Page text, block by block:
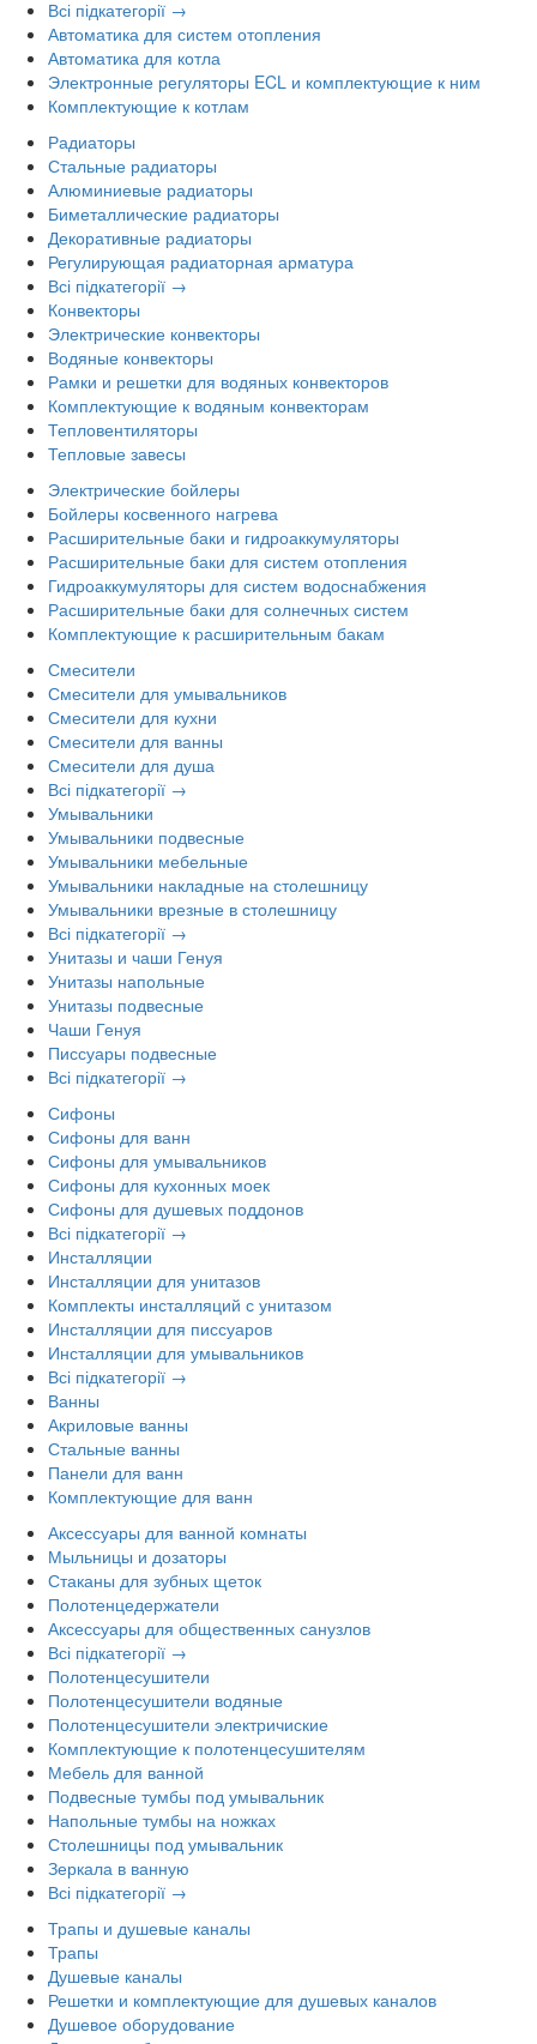
Всі підкатегорії →
Автоматика для систем отопления
Автоматика для котла
Электронные регуляторы ECL и комплектующие к ним
Комплектующие к котлам
Радиаторы
Стальные радиаторы
Алюминиевые радиаторы
Биметаллические радиаторы
Декоративные радиаторы
Регулирующая радиаторная арматура
Всі підкатегорії →
Конвекторы
Электрические конвекторы
Водяные конвекторы
Рамки и решетки для водяных конвекторов
Комплектующие к водяным конвекторам
Тепловентиляторы
Тепловые завесы
Электрические бойлеры
Бойлеры косвенного нагрева
Расширительные баки и гидроаккумуляторы
Расширительные баки для систем отопления
Гидроаккумуляторы для систем водоснабжения
Расширительные баки для солнечных систем
Комплектующие к расширительным бакам
Смесители
Смесители для умывальников
Смесители для кухни
Смесители для ванны
Смесители для душа
Всі підкатегорії →
Умывальники
Умывальники подвесные
Умывальники мебельные
Умывальники накладные на столешницу
Умывальники врезные в столешницу
Всі підкатегорії →
Унитазы и чаши Генуя
Унитазы напольные
Унитазы подвесные
Чаши Генуя
Писсуары подвесные
Всі підкатегорії →
Сифоны
Сифоны для ванн
Сифоны для умывальников
Сифоны для кухонных моек
Сифоны для душевых поддонов
Всі підкатегорії →
Инсталляции
Инсталляции для унитазов
Комплекты инсталляций с унитазом
Инсталляции для писсуаров
Инсталляции для умывальников
Всі підкатегорії →
Ванны
Акриловые ванны
Стальные ванны
Панели для ванн
Комплектующие для ванн
Аксессуары для ванной комнаты
Мыльницы и дозаторы
Стаканы для зубных щеток
Полотенцедержатели
Аксессуары для общественных санузлов
Всі підкатегорії →
Полотенцесушители
Полотенцесушители водяные
Полотенцесушители электричиские
Комплектующие к полотенцесушителям
Мебель для ванной
Подвесные тумбы под умывальник
Напольные тумбы на ножках
Столешницы под умывальник
Зеркала в ванную
Всі підкатегорії →
Трапы и душевые каналы
Трапы
Душевые каналы
Решетки и комплектующие для душевых каналов
Душевое оборудование